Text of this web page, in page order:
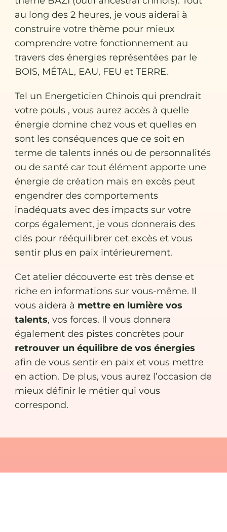
au long des 2 heures, je vous aiderai à
construire votre thème pour mieux
comprendre votre fonctionnement au
travers des énergies représentées par le
BOIS, MÉTAL, EAU, FEU et TERRE.
Tel un Energeticien Chinois qui prendrait
votre pouls , vous aurez accès à quelle
énergie domine chez vous et quelles en
sont les conséquences que ce soit en
terme de talents innés ou de personnalités
ou de santé car tout élément apporte une
énergie de création mais en excès peut
engendrer des comportements
inadéquats avec des impacts sur votre
corps également, je vous donnerais des
clés pour rééquilibrer cet excès et vous
sentir plus en paix intérieurement.
Cet atelier découverte est très dense et
riche en informations sur vous-même. Il
vous aidera à mettre en lumière vos
talents, vos forces. Il vous donnera
également des pistes concrètes pour
retrouver un équilibre de vos énergies
afin de vous sentir en paix et vous mettre
en action. De plus, vous aurez l’occasion de
mieux définir le métier qui vous
correspond.